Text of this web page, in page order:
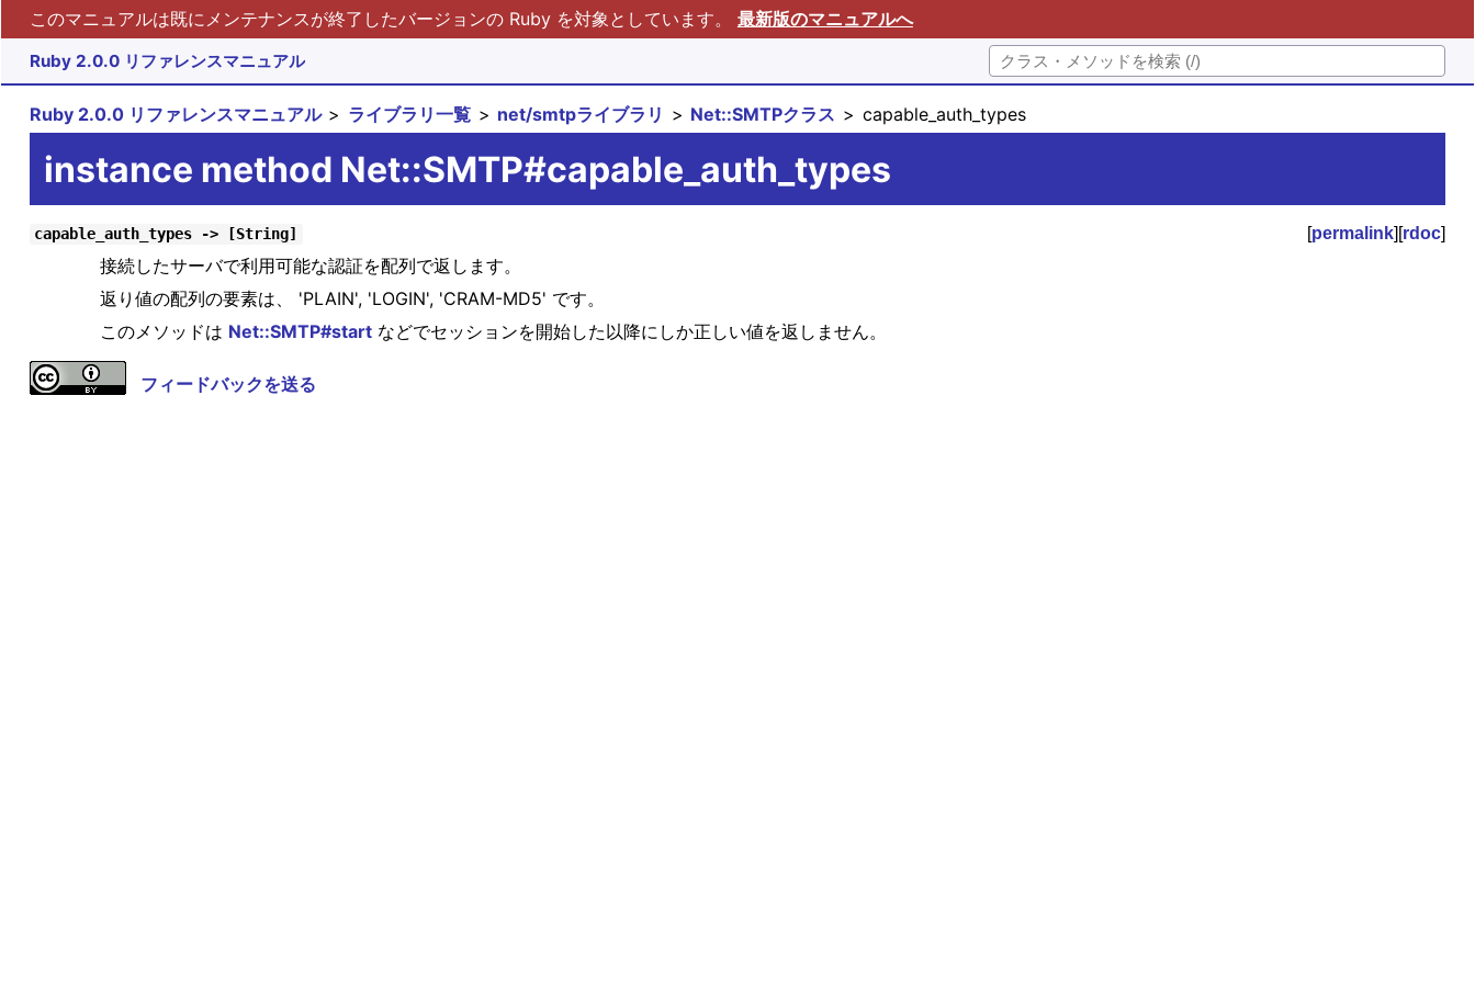
このマニュアルは既にメンテナンスが終了したバージョンの Ruby を対象としています。 最新版のマニュアルへ
Ruby 2.0.0 リファレンスマニュアル
Ruby 2.0.0 リファレンスマニュアル ライブラリ一覧 net/smtpライブラリ Net::SMTPクラス capable_auth_types
instance method Net::SMTP#capable_auth_types
capable_auth_types -> [String] [permalink][rdoc]
接続したサーバで利用可能な認証を配列で返します。
返り値の配列の要素は、 'PLAIN', 'LOGIN', 'CRAM-MD5' です。
このメソッドは Net::SMTP#startなどでセッションを開始した以降にしか正しい値を返しません。
フィードバックを送る